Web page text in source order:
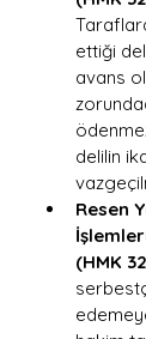
ettiği
avans
delilin
Resen
(HMK